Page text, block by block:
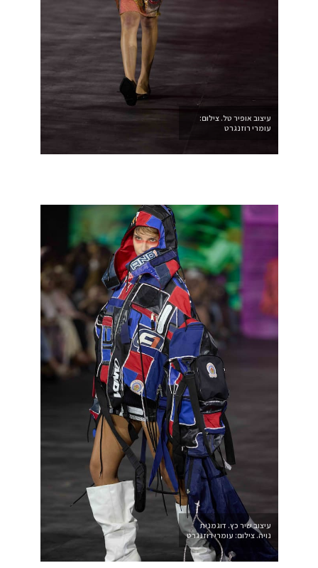
עיצוב אופיר טל. צילום:
עומרי רוזנגרט
עיצוב שיר כץ. דוגמנית
נויה. צילום: עומרי רוזנגרט